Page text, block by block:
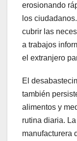
erosionando
los
cubrir las
a trabajos
el extranjero
El
también
alimentos y
rutina diaria.
manufacturera